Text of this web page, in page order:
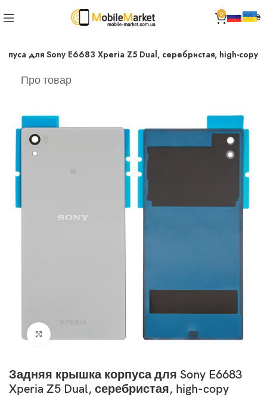
0 0.00₴
для Sony E6683 Xperia Z5 Dual, серебристая, high-copy
Про товар
Нажмите, чтобы увеличить
Задняя крышка корпуса для Sony E6683
Xperia Z5 Dual, серебристая, high-copy